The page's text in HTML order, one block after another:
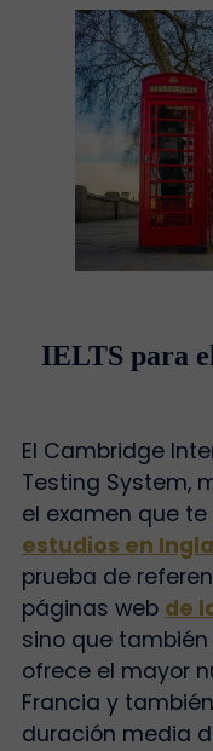
IELTS para
El Cambridge
Testing System,
el examen que
estudios en
prueba de
páginas web de
sino que
ofrece el mayor
Francia y
duración media